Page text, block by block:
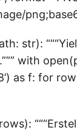
str):
with
as f: for